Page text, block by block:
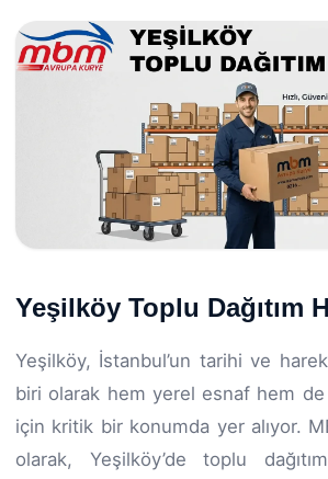
Yeşilköy Toplu Dağıtım
Yeşilköy, İstanbul’un tarihi ve
biri olarak hem yerel esnaf hem
için kritik bir konumda yer alıyor.
olarak, Yeşilköy’de toplu